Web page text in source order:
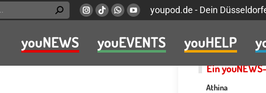
Instagram
opens
new
Viber
opens
in
new
Whatsapp
opens
in
new
YouTube
opens
in
new
youpod.de - Dein
youNEWS youEVENTS youHELP
drei Skaterinnen am Skatepark
Als youpod-Reporterin war ich auch
EinyouNEWS
Athina